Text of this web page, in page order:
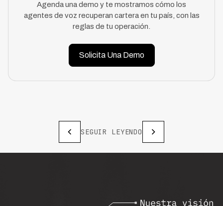
Agenda una demo y te mostramos cómo los
agentes de voz recuperan cartera en tu país, con las
reglas de tu operación.
Solicita Una Demo
SEGUIR LEYENDO